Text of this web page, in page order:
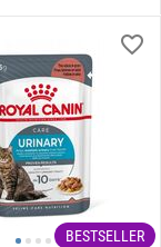
BESTSELLER